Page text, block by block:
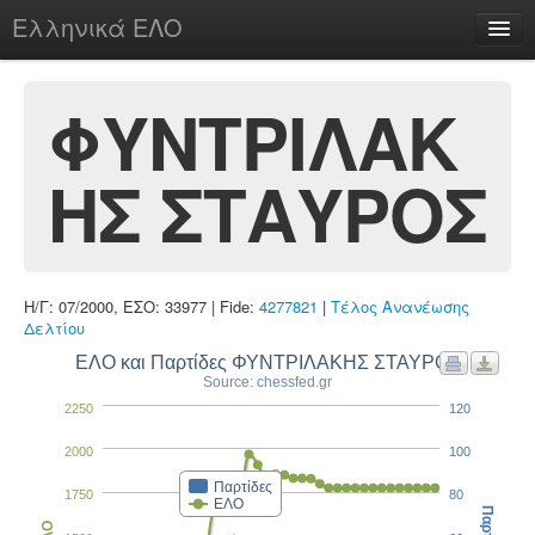
Ελληνικά ΕΛΟ
chesstu.be @ discord
Login
ΦΥΝΤΡΙΛΑΚ
ΗΣ ΣΤΑΥΡΟΣ
Η/Γ: 07/2000, ΕΣΟ: 33977 | Fide: 4277821 | Τέλος Ανανέωσης
Δελτίου
ΕΛΟ και Παρτίδες ΦΥΝΤΡΙΛΑΚΗΣ ΣΤΑΥΡΟΣ
Source: chessfed.gr
Παρτίδες
ΕΛΟ
1750
2000
2250
80
100
120